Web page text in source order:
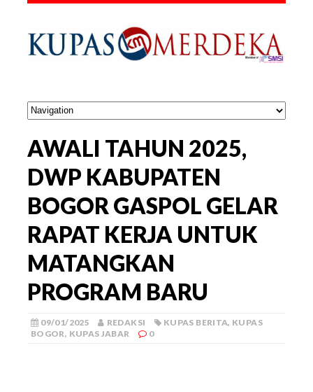
AWALI TAHUN 2025,
DWP KABUPATEN
BOGOR GASPOL GELAR
RAPAT KERJA UNTUK
MATANGKAN
PROGRAM BARU
09/01/2025 REDAKSI KUPAS BERITA, KUPAS
BOGOR, KUPAS JABAR 0